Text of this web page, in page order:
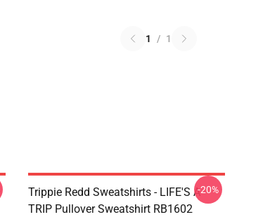
1 / 1
Trippie Redd Sweatshirts - LIFE'S A
TRIP Pullover Sweatshirt RB1602
-20%